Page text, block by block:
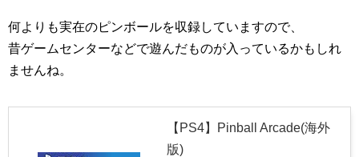
何よりも実在のピンボールを収録していますので、
昔ゲームセンターなどで遊んだものが入っているかもしれ
ませんね。
【PS4】Pinball Arcade(海外
版)